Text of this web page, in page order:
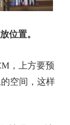
位置。
，上方要预
空间，这样